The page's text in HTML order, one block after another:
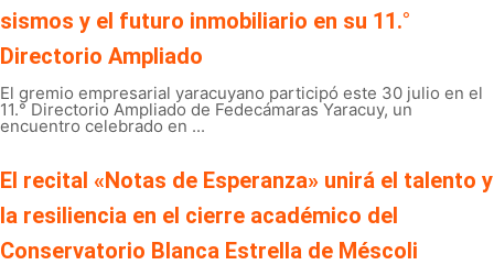
sismos y el futuro inmobiliario en su 11.°
Directorio Ampliado
El gremio empresarial yaracuyano participó este 30 julio en el
11.° Directorio Ampliado de Fedecámaras Yaracuy, un
encuentro celebrado en ...
El recital «Notas de Esperanza» unirá el talento y
la resiliencia en el cierre académico del
Conservatorio Blanca Estrella de Méscoli